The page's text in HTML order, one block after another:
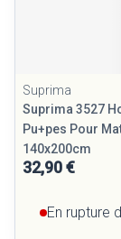
Suprima
Suprima 3527
Pu+pes Pour
140x200cm
32,90 €
En rupture